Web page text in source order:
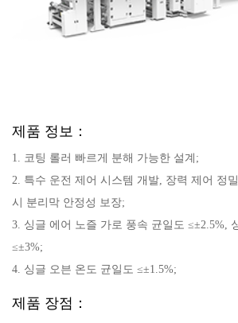
제품 정보：
1. 코팅 롤러 빠르게 분해 가능한 설계;
2. 특수 운전 제어 시스템 개발, 장력 제어 정
시 분리막 안정성 보장;
3. 싱글 에어 노즐 가로 풍속 균일도 ≤±2.5%,
≤±3%;
4. 싱글 오븐 온도 균일도 ≤±1.5%;
제품 장점：